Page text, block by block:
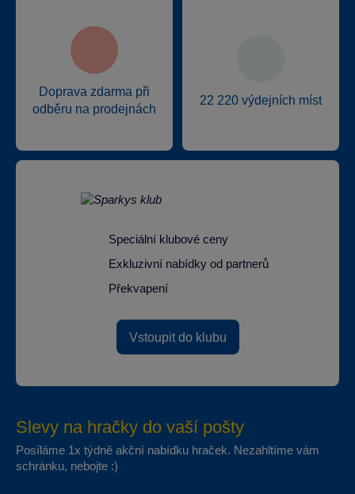
Doprava zdarma při
odběru na prodejnách
22 220 výdejních míst
Speciální klubové ceny
Exkluzivní nabídky od partnerů
Překvapení
Vstoupit do klubu
Slevy na hračky do vaší pošty
Posíláme 1x týdně akční nabídku hraček. Nezahltíme vám
schránku, nebojte :)